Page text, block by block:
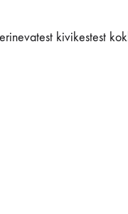
kivikestest